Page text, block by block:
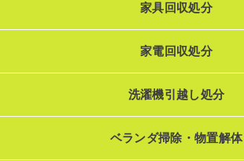
家具回収処分
家電回収処分
洗濯機引越し処分
ベランダ掃除・物置解体